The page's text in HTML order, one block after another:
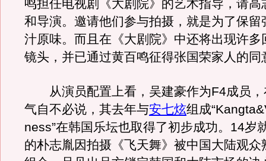
鸣担任电视剧《大剧院》的艺术指导，请高
和导演。邀请他们参与拍摄，就是为了保留
汁原味。而且在《大剧院》中还将出现许多
镜头，并已通过黄百鸣征得张国荣家人的同
从演员配置上看，吴建豪作为F4成员，
气自不必说，其去年与安七炫组成
ness”在韩国乐坛也取得了初步成功。14岁
的朴志胤因拍摄《飞天舞》被中国大陆观众